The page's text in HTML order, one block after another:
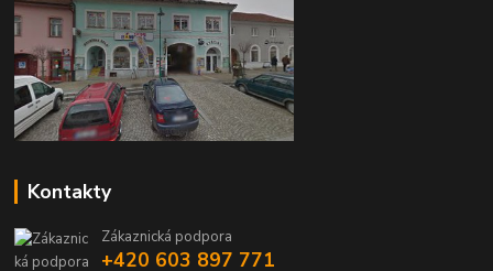
Kontakty
Zákaznická podpora
+420 603 897 771